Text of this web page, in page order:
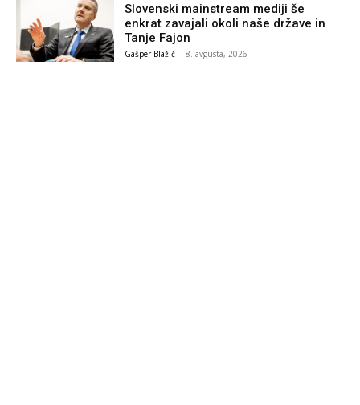
Slovenski mainstream mediji še
enkrat zavajali okoli naše države in
Tanje Fajon
Gašper Blažič - 8. avgusta, 2026